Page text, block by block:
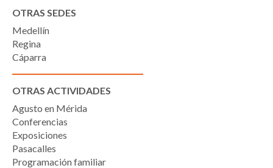
OTRAS SEDES
Medellín
Regina
Cáparra
OTRAS ACTIVIDADES
Agusto en Mérida
Conferencias
Exposiciones
Pasacalles
Programación familiar